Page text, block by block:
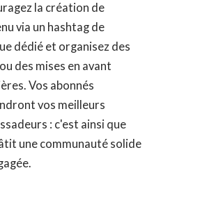
la création de
via un hashtag de
dédié et organisez des
des mises en avant
Vos abonnés
vos meilleurs
: c'est ainsi que
une communauté solide